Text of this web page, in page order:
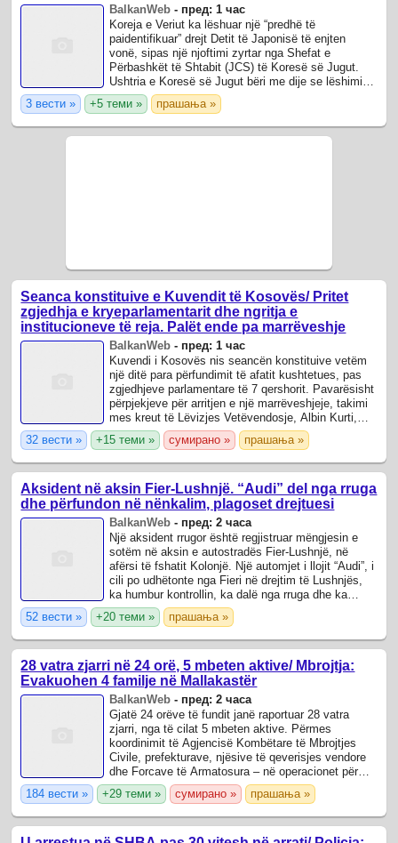
BalkanWeb - пред: 1 час
Koreja e Veriut ka lëshuar një “predhë të
paidentifikuar” drejt Detit të Japonisë të enjten
vonë, sipas një njoftimi zyrtar nga Shefat e
Përbashkët të Shtabit (JCS) të Koresë së Jugut.
Ushtria e Koresë së Jugut bëri me dije se lëshimi u
detektua rreth orës 17:08 me orën lokale ...
3 вести » +5 теми » прашања »
Seanca konstituive e Kuvendit të Kosovës/ Pritet
zgjedhja e kryeparlamentarit dhe ngritja e
institucioneve të reja. Palët ende pa marrëveshje
BalkanWeb - пред: 1 час
Kuvendi i Kosovës nis seancën konstituive vetëm
një ditë para përfundimit të afatit kushtetues, pas
zgjedhjeve parlamentare të 7 qershorit. Pavarësisht
përpjekjeve për arritjen e një marrëveshjeje, takimi
mes kreut të Lëvizjes Vetëvendosje, Albin Kurti,
dhe liderit të Lidhjes ...
32 вести » +15 теми » сумирано » прашања »
Aksident në aksin Fier-Lushnjë. “Audi” del nga rruga
dhe përfundon në nënkalim, plagoset drejtuesi
BalkanWeb - пред: 2 часа
Një aksident rrugor është regjistruar mëngjesin e
sotëm në aksin e autostradës Fier-Lushnjë, në
afërsi të fshatit Kolonjë. Një automjet i llojit “Audi”, i
cili po udhëtonte nga Fieri në drejtim të Lushnjës,
ka humbur kontrollin, ka dalë nga rruga dhe ka
përfunduar brenda në ...
52 вести » +20 теми » прашања »
28 vatra zjarri në 24 orë, 5 mbeten aktive/ Mbrojtja:
Evakuohen 4 familje në Mallakastër
BalkanWeb - пред: 2 часа
Gjatë 24 orëve të fundit janë raportuar 28 vatra
zjarri, nga të cilat 5 mbeten aktive. Përmes
koordinimit të Agjencisë Kombëtare të Mbrojtjes
Civile, prefekturave, njësive të qeverisjes vendore
dhe Forcave të Armatosura – në operacionet për
izolimin dhe shuarjen e tyre janë ...
184 вести » +29 теми » сумирано » прашања »